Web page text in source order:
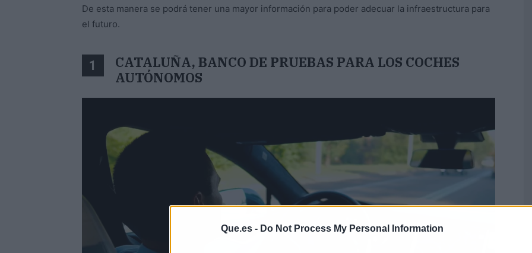
Que.es - Do Not Process My Personal Information
De esta manera se podrá tener una mayor información para poder adecuar la infraestructura para
el futuro.
1
CATALUÑA, BANCO DE PRUEBAS PARA LOS COCHES
AUTÓNOMOS